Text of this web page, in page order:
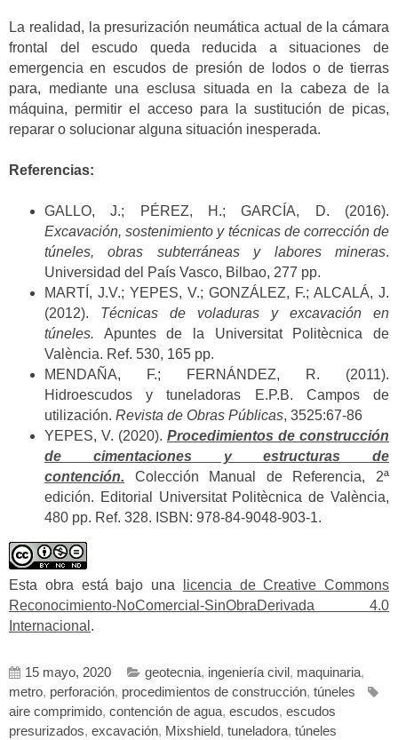
La realidad, la presurización neumática actual de la cámara
frontal del escudo queda reducida a situaciones de
emergencia en escudos de presión de lodos o de tierras
para, mediante una esclusa situada en la cabeza de la
máquina, permitir el acceso para la sustitución de picas,
reparar o solucionar alguna situación inesperada.
Referencias:
GALLO, J.; PÉREZ, H.; GARCÍA, D. (2016).
Excavación, sostenimiento y técnicas de corrección de
túneles, obras subterráneas y labores mineras.
Universidad del País Vasco, Bilbao, 277 pp.
MARTÍ, J.V.; YEPES, V.; GONZÁLEZ, F.; ALCALÁ, J.
(2012). Técnicas de voladuras y excavación en
túneles. Apuntes de la Universitat Politècnica de
València. Ref. 530, 165 pp.
MENDAÑA, F.; FERNÁNDEZ, R. (2011).
Hidroescudos y tuneladoras E.P.B. Campos de
utilización. Revista de Obras Públicas, 3525:67-86
YEPES, V. (2020). Procedimientos de construcción
de cimentaciones y estructuras de
contención. Colección Manual de Referencia, 2ª
edición. Editorial Universitat Politècnica de València,
480 pp. Ref. 328. ISBN: 978-84-9048-903-1.
Esta obra está bajo una
licencia de Creative Commons
Reconocimiento-NoComercial-SinObraDerivada 4.0
Internacional .
15 mayo, 2020 geotecnia, ingeniería civil , maquinaria,
metro, perforación, procedimientos de construcción, túneles
aire comprimido, contención de agua, escudos, escudos
presurizados, excavación, Mixshield, tuneladora, túneles